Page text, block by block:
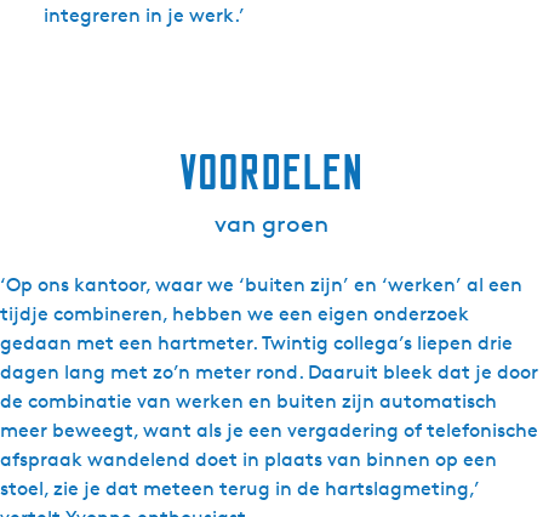
integreren in je werk.’
voordelen
van groen
‘Op ons kantoor, waar we ‘buiten zijn’ en ‘werken’ al een
tijdje combineren, hebben we een eigen onderzoek
gedaan met een hartmeter. Twintig collega’s liepen drie
dagen lang met zo’n meter rond. Daaruit bleek dat je door
de combinatie van werken en buiten zijn automatisch
meer beweegt, want als je een vergadering of telefonische
afspraak wandelend doet in plaats van binnen op een
stoel, zie je dat meteen terug in de hartslagmeting,’